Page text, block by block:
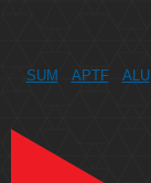
SUM APTF ALU